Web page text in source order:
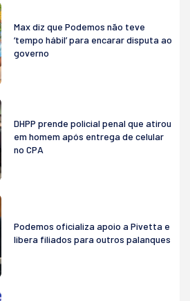
Max diz que Podemos não teve
‘tempo hábil’ para encarar disputa ao
governo
DHPP prende policial penal que atirou
em homem após entrega de celular
no CPA
Podemos oficializa apoio a Pivetta e
libera filiados para outros palanques